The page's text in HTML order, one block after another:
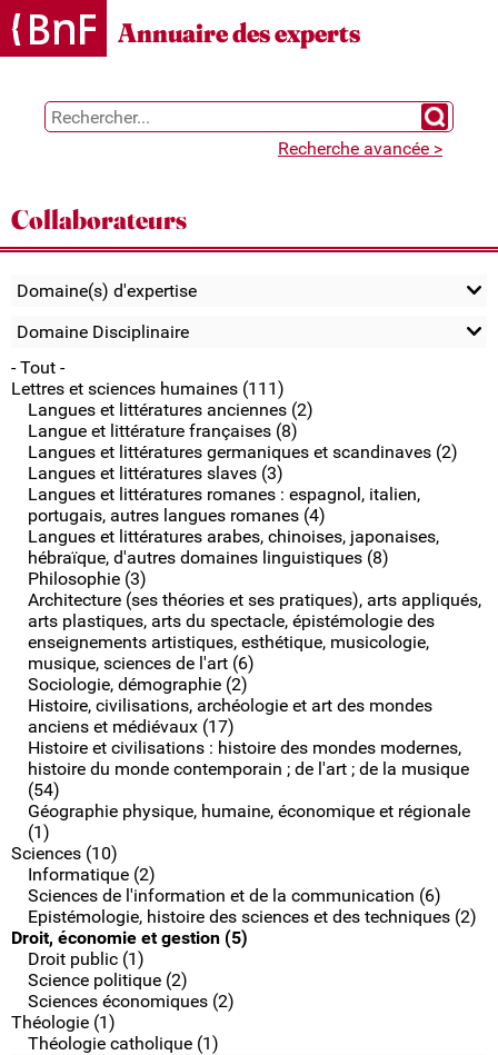
Gestion des cookies
Annuaire des experts
Chercher
Recherche avancée >
Collaborateurs
Domaine(s) d'expertise
Domaine Disciplinaire
- Tout -
Lettres et sciences humaines (111)
Langues et littératures anciennes (2)
Langue et littérature françaises (8)
Langues et littératures germaniques et scandinaves (2)
Langues et littératures slaves (3)
Langues et littératures romanes : espagnol, italien,
portugais, autres langues romanes (4)
Langues et littératures arabes, chinoises, japonaises,
hébraïque, d'autres domaines linguistiques (8)
Philosophie (3)
Architecture (ses théories et ses pratiques), arts appliqués,
arts plastiques, arts du spectacle, épistémologie des
enseignements artistiques, esthétique, musicologie,
musique, sciences de l'art (6)
Sociologie, démographie (2)
Histoire, civilisations, archéologie et art des mondes
anciens et médiévaux (17)
Histoire et civilisations : histoire des mondes modernes,
histoire du monde contemporain ; de l'art ; de la musique
(54)
Géographie physique, humaine, économique et régionale
(1)
Sciences (10)
Informatique (2)
Sciences de l'information et de la communication (6)
Epistémologie, histoire des sciences et des techniques (2)
Droit, économie et gestion (5)
Droit public (1)
Science politique (2)
Sciences économiques (2)
Théologie (1)
Théologie catholique (1)